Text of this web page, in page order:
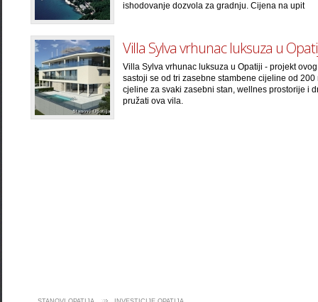
ishodovanje dozvola za gradnju. Cijena na upit
Villa Sylva vrhunac luksuza u
Villa Sylva vrhunac luksuza u Opatiji - projekt
sastoji se od tri zasebne stambene cijeline od
cjeline za svaki zasebni stan, wellnes prostorije i
pružati ova vila.